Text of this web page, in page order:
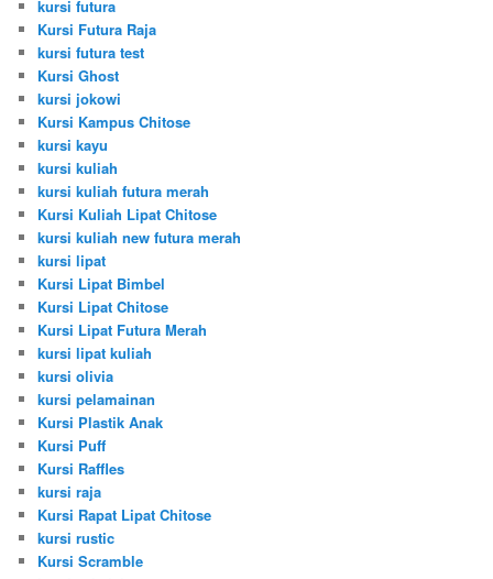
kursi futura
Kursi Futura Raja
kursi futura test
Kursi Ghost
kursi jokowi
Kursi Kampus Chitose
kursi kayu
kursi kuliah
kursi kuliah futura merah
Kursi Kuliah Lipat Chitose
kursi kuliah new futura merah
kursi lipat
Kursi Lipat Bimbel
Kursi Lipat Chitose
Kursi Lipat Futura Merah
kursi lipat kuliah
kursi olivia
kursi pelamainan
Kursi Plastik Anak
Kursi Puff
Kursi Raffles
kursi raja
Kursi Rapat Lipat Chitose
kursi rustic
Kursi Scramble